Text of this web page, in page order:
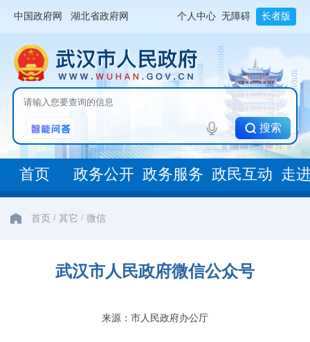
中国政府网 湖北省政府网 个人中心 无障碍 长者版
搜索
首页 政务公开 政务服务 政民互动 走
首页 / 其它 / 微信
武汉市人民政府微信公众号
来源：市人民政府办公厅